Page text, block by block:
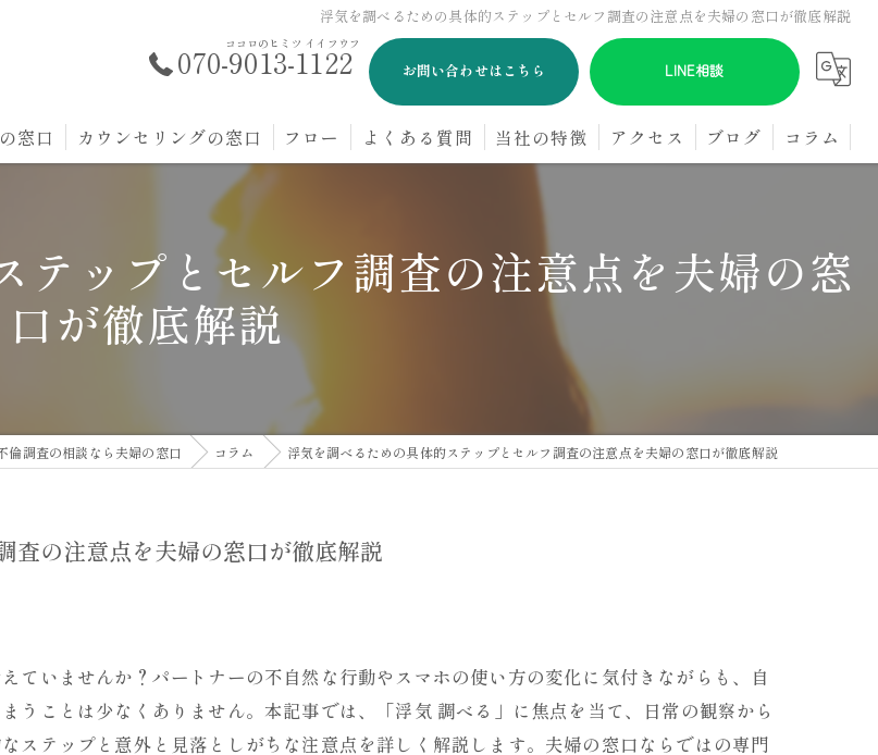
浮気を調べるための具体的ステップとセルフ調査の注意点を夫婦の窓口が徹底解説
070-9013-1122
ココロのヒミツ イイフウフ
お問い合わせはこちら LINE相談
窓口 カウンセリングの窓口 フロー よくある質問 当社の特徴
GPS
パートナー
アクセス ブログ コラム
テップとセルフ調査の注意点を夫婦の窓
口が徹底解説
倫調査の相談なら夫婦の窓口 コラム 浮気を調べるための具体的ステップとセルフ調査の注意点を夫婦の窓口が徹底解説
査の注意点を夫婦の窓口が徹底解説
ていませんか？パートナーの不自然な行動やスマホの使い方の変化に気付きながらも、自
うことは少なくありません。本記事では、「浮気 調べる」に焦点を当て、日常の観察から
ステップと意外と見落としがちな注意点を詳しく解説します。夫婦の窓口ならではの専門